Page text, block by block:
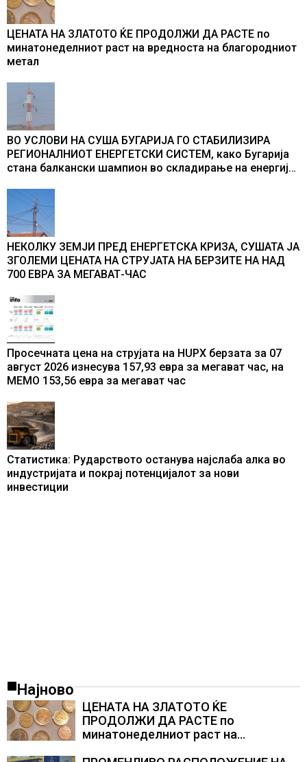
ЦЕНАТА НА ЗЛАТОТО ЌЕ ПРОДОЛЖИ ДА РАСТЕ по
минатонеделниот раст на вредноста на благородниот
метал
ВО УСЛОВИ НА СУША БУГАРИЈА ГО СТАБИЛИЗИРА
РЕГИОНАЛНИОТ ЕНЕРГЕТСКИ СИСТЕМ, како Бугарија
стана балкански шампион во складирање на енергија
НЕКОЛКУ ЗЕМЈИ ПРЕД ЕНЕРГЕТСКА КРИЗА, СУШАТА ЈА
ЗГОЛЕМИ ЦЕНАТА НА СТРУЈАТА НА БЕРЗИТЕ НА НАД
700 ЕВРА ЗА МЕГАВАТ-ЧАС
Просечната цена на струјата на HUPX берзата за 07
август 2026 изнесува 157,93 евра за мегават час, на
МЕМО 153,56 евра за мегават час
Статистика: Рударството останува најслаба алка во
индустријата и покрај потенцијалот за нови
инвестиции
Најново
ЦЕНАТА НА ЗЛАТОТО ЌЕ
ПРОДОЛЖИ ДА РАСТЕ по
минатонеделниот раст на